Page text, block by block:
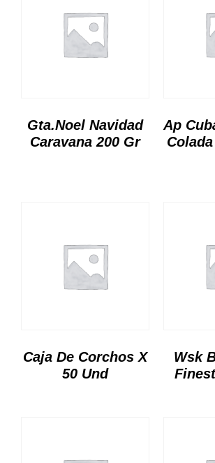
Gta.Noel Navidad
Caravana 200 Gr
Ap
Caja De Corchos X
50 Und
Wsk